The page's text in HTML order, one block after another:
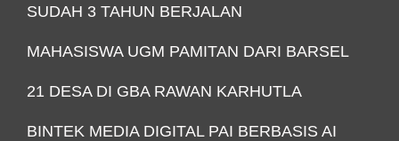
SUDAH 3 TAHUN BERJALAN
MAHASISWA UGM PAMITAN DARI BARSEL
21 DESA DI GBA RAWAN KARHUTLA
BINTEK MEDIA DIGITAL PAI BERBASIS AI